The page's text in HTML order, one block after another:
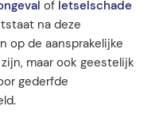
of letselschade
na deze
op de aansprakelijke
maar ook geestelijk
gederfde